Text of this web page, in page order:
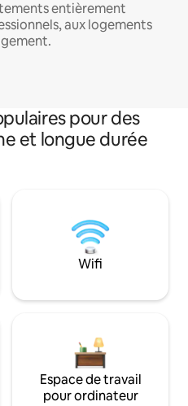
entièrement
aux logements
pour des
et longue durée
Wifi
Espace de travail
pour ordinateur